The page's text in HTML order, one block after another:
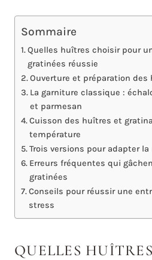
Sommaire
Quelles huîtres choisir pour
gratinées réussie
Ouverture et préparation
La garniture classique :
et parmesan
Cuisson des huîtres et
température
Trois versions pour adapter la
Erreurs fréquentes qui
gratinées
Conseils pour réussir une
stress
QUELLES